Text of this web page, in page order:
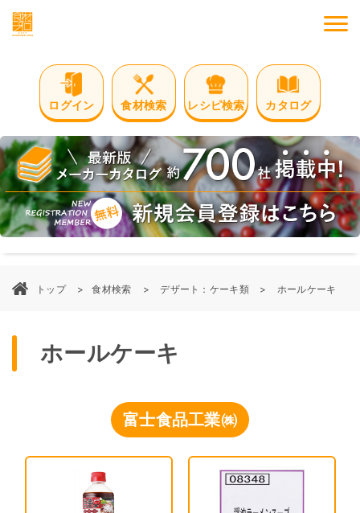
ログイン 食材検索 レシピ検索 カタログ
トップ 食材検索 デザート：ケーキ類 ホールケーキ
ホールケーキ
富士食品工業㈱